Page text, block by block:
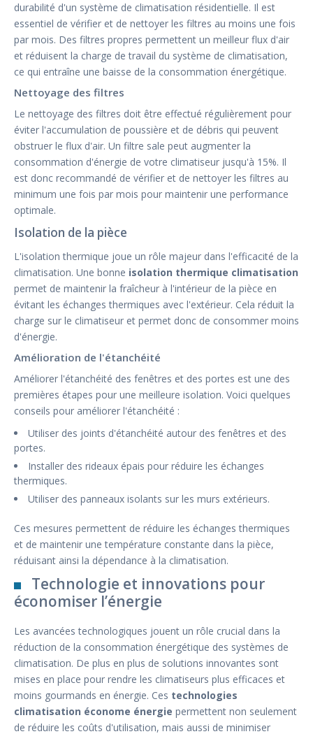
durabilité d'un système de climatisation résidentielle. Il est
essentiel de vérifier et de nettoyer les filtres au moins une fois
par mois. Des filtres propres permettent un meilleur flux d'air
et réduisent la charge de travail du système de climatisation,
ce qui entraîne une baisse de la consommation énergétique.
Nettoyage des filtres
Le nettoyage des filtres doit être effectué régulièrement pour
éviter l'accumulation de poussière et de débris qui peuvent
obstruer le flux d'air. Un filtre sale peut augmenter la
consommation d'énergie de votre climatiseur jusqu'à 15%. Il
est donc recommandé de vérifier et de nettoyer les filtres au
minimum une fois par mois pour maintenir une performance
optimale.
Isolation de la pièce
L'isolation thermique joue un rôle majeur dans l'efficacité de la
climatisation. Une bonne isolation thermique climatisation
permet de maintenir la fraîcheur à l'intérieur de la pièce en
évitant les échanges thermiques avec l'extérieur. Cela réduit la
charge sur le climatiseur et permet donc de consommer moins
d'énergie.
Amélioration de l'étanchéité
Améliorer l'étanchéité des fenêtres et des portes est une des
premières étapes pour une meilleure isolation. Voici quelques
conseils pour améliorer l'étanchéité :
Utiliser des joints d'étanchéité autour des fenêtres et des
portes.
Installer des rideaux épais pour réduire les échanges
thermiques.
Utiliser des panneaux isolants sur les murs extérieurs.
Ces mesures permettent de réduire les échanges thermiques
et de maintenir une température constante dans la pièce,
réduisant ainsi la dépendance à la climatisation.
Technologie et innovations pour
économiser l’énergie
Les avancées technologiques jouent un rôle crucial dans la
réduction de la consommation énergétique des systèmes de
climatisation. De plus en plus de solutions innovantes sont
mises en place pour rendre les climatiseurs plus efficaces et
moins gourmands en énergie. Ces technologies
climatisation économe énergie permettent non seulement
de réduire les coûts d'utilisation, mais aussi de minimiser